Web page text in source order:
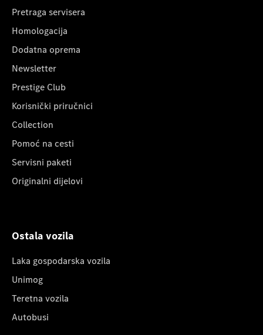
Pretraga servisera
Homologacija
Dodatna oprema
Newsletter
Prestige Club
Korisnički priručnici
Collection
Pomoć na cesti
Servisni paketi
Originalni dijelovi
Ostala vozila
Laka gospodarska vozila
Unimog
Teretna vozila
Autobusi